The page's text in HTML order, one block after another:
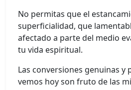
No permitas que el
superficialidad, que
afectado a parte del medio
tu vida espiritual.
Las conversiones genuinas y
vemos hoy son fruto de las